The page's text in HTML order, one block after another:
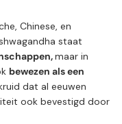
Chinese, en
staat
maar in
bewezen als een
dat al eeuwen
ook bevestigd door